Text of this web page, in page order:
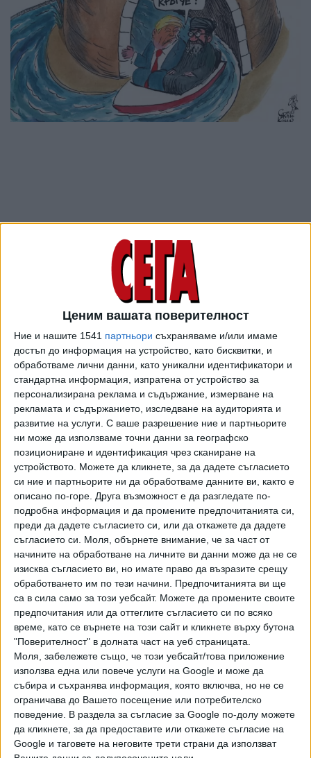
Ценим вашата поверителност
Ние и нашите 1541 партньори съхраняваме и/или имаме
достъп до информация на устройство, като бисквитки, и
обработваме лични данни, като уникални идентификатори и
стандартна информация, изпратена от устройство за
персонализирана реклама и съдържание, измерване на
рекламата и съдържанието, изследване на аудиторията и
развитие на услуги. С ваше разрешение ние и партньорите
ни може да използваме точни данни за географско
позициониране и идентификация чрез сканиране на
устройството. Можете да кликнете, за да дадете съгласието
си ние и партньорите ни да обработваме данните ви, както е
описано по-горе. Друга възможност е да разгледате по-
подробна информация и да промените предпочитанията си,
преди да дадете съгласието си, или да откажете да дадете
съгласието си. Моля, обърнете внимание, че за част от
начините на обработване на личните ви данни може да не се
изисква съгласието ви, но имате право да възразите срещу
обработването им по тези начини. Предпочитанията ви ще
са в сила само за този уебсайт. Можете да промените своите
предпочитания или да оттеглите съгласието си по всяко
време, като се върнете на този сайт и кликнете върху бутона
"Поверителност" в долната част на уеб страницата.
Моля, забележете също, че този уебсайт/това приложение
използва една или повече услуги на Google и може да
събира и съхранява информация, която включва, но не се
ограничава до Вашето посещение или потребителско
поведение. В раздела за съгласие за Google по-долу можете
да кликнете, за да предоставите или откажете съгласие на
Google и таговете на неговите трети страни да използват
Хавайската Богородица заплака с фентанилови сълзи
Видео Разгледай всички
Двама кандидат-президенти се борят за любовта на
Радев
НАЙ-ЧЕТЕНИ